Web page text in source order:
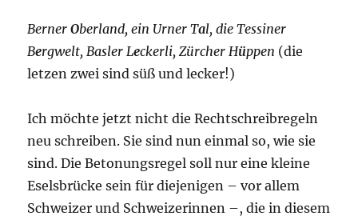
BernerOberland, ein Urner Tal, die Tessiner
Bergwelt, Basler Leckerli, Zürcher Hüppen (die
letzen zwei sind süß und lecker!)
Ich möchte jetzt nicht die Rechtschreibregeln
neu schreiben. Sie sind nun einmal so, wie sie
sind. Die Betonungsregel soll nur eine kleine
Eselsbrücke sein für diejenigen – vor allem
Schweizer und Schweizerinnen –, die in diesem